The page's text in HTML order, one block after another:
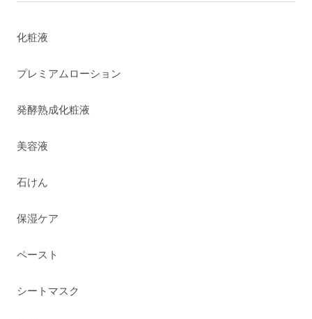
化粧液
プレミアムローション
発酵熟成化粧液
美容液
石けん
保湿ケア
ペースト
シートマスク